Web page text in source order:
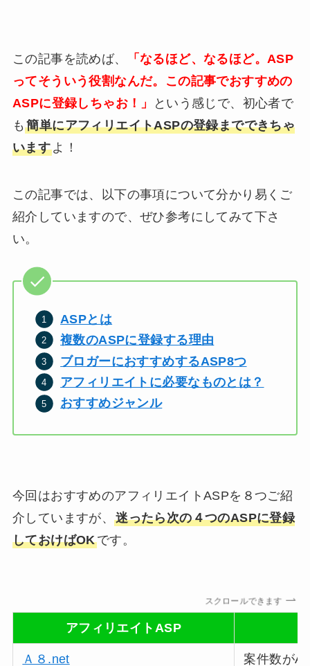
この記事を読めば、
「なるほど、なるほど。ASP
ってそういう役割なんだ。この記事でおすすめの
ASPに登録しちゃお！」
という感じで、初心者で
も簡単にアフィリエイトASPの登録までできちゃ
いますよ！
この記事では、以下の事項について分かり易くご
紹介していますので、ぜひ参考にしてみて下さ
い。
ASPとは
複数のASPに登録する理由
ブロガーにおすすめするASP8つ
アフィリエイトに必要なものとは？
おすすめジャンル
今回はおすすめのアフィリエイトASPを８つご紹
介していますが、迷ったら次の４つのASPに登録
しておけばOKです。
スクロールできます
アフィリエイトASP
Ａ８.net 案件数が